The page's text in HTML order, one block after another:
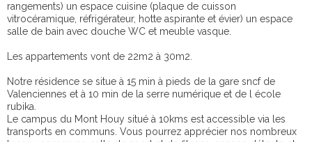
rangements) un espace cuisine (plaque de cuisson
vitrocéramique, réfrigérateur, hotte aspirante et évier) un espace
salle de bain avec douche WC et meuble vasque.
Les appartements vont de 22m2 à 30m2.
Notre résidence se situe à 15 min à pieds de la gare sncf de
Valenciennes et à 10 min de la serre numérique et de l école
rubika.
Le campus du Mont Houy situé à 10kms est accessible via les
transports en communs. Vous pourrez apprécier nos nombreux